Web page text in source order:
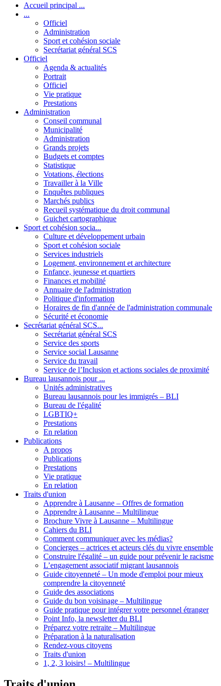
Accueil principal ...
...
Officiel
Administration
Sport et cohésion sociale
Secrétariat général SCS
Officiel
Agenda & actualités
Portrait
Officiel
Vie pratique
Prestations
Administration
Conseil communal
Municipalité
Administration
Grands projets
Budgets et comptes
Statistique
Votations, élections
Travailler à la Ville
Enquêtes publiques
Marchés publics
Recueil systématique du droit communal
Guichet cartographique
Sport et cohésion socia...
Culture et développement urbain
Sport et cohésion sociale
Services industriels
Logement, environnement et architecture
Enfance, jeunesse et quartiers
Finances et mobilité
Annuaire de l'administration
Politique d'information
Horaires de fin d'année de l'administration communale
Sécurité et économie
Secrétariat général SCS...
Secrétariat général SCS
Service des sports
Service social Lausanne
Service du travail
Service de l’Inclusion et actions sociales de proximité
Bureau lausannois pour ...
Unités administratives
Bureau lausannois pour les immigrés – BLI
Bureau de l'égalité
LGBTIQ+
Prestations
En relation
Publications
A propos
Publications
Prestations
Vie pratique
En relation
Traits d'union
Apprendre à Lausanne – Offres de formation
Apprendre à Lausanne – Multilingue
Brochure Vivre à Lausanne – Multilingue
Cahiers du BLI
Comment communiquer avec les médias?
Concierges – actrices et acteurs clés du vivre ensemble
Construire l'égalité – un guide pour prévenir le racisme
L’engagement associatif migrant lausannois
Guide citoyenneté – Un mode d'emploi pour mieux
comprendre la citoyenneté
Guide des associations
Guide du bon voisinage – Multilingue
Guide pratique pour intégrer votre personnel étranger
Point Info, la newsletter du BLI
Préparez votre retraite – Multilingue
Préparation à la naturalisation
Rendez-vous citoyens
Traits d'union
1, 2, 3 loisirs! – Multilingue